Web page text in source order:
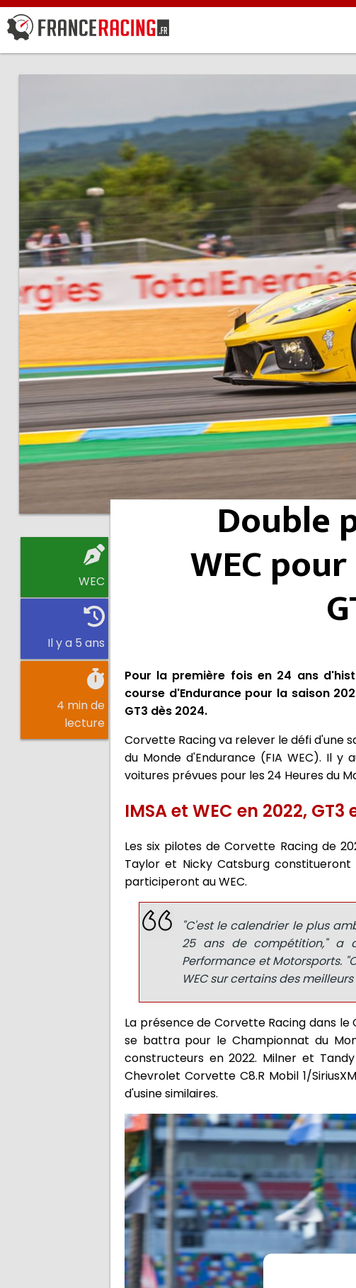
WEC
Il y a 5 ans
4 min de
lecture
Double
WEC
Pour la première fois en 24 ans
course d'Endurance pour la saison
GT3 dès 2024.
Corvette Racing va relever le défi d'une
du Monde d'Endurance (FIA WEC). Il
voitures prévues pour les 24 Heures du
IMSA et WEC en 2022,
Les six pilotes de Corvette Racing de
Taylor et Nicky Catsburg constitueront
participeront au WEC.
"C'est le calendrier le plus
25 ans de compétition," a
Performance et Motorsports.
WEC sur certains des
La présence de Corvette Racing dans
se battra pour le Championnat du
constructeurs en 2022. Milner et
Chevrolet Corvette C8.R Mobil 1/
d'usine similaires.